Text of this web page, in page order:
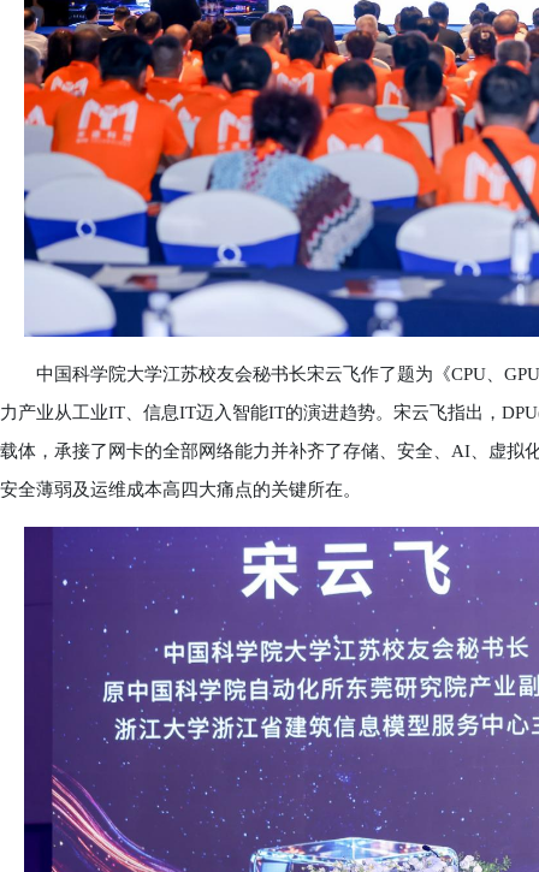
中国科学院大学江苏校友会秘书长宋云飞作了题为《CPU、
力产业从工业IT、信息IT迈入智能IT的演进趋势。宋云飞指出，
载体，承接了网卡的全部网络能力并补齐了存储、安全、AI、虚
安全薄弱及运维成本高四大痛点的关键所在。